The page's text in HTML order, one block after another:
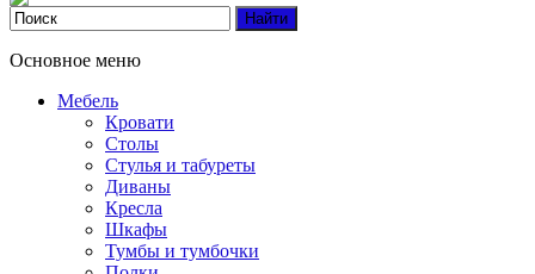
Основное меню
Мебель
Кровати
Столы
Стулья и табуреты
Диваны
Кресла
Шкафы
Тумбы и тумбочки